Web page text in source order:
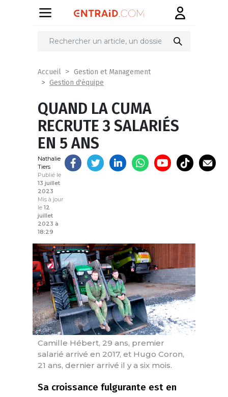
Partager
Accueil
Gestion et Management
Gestion d'équipe
QUAND LA CUMA
RECRUTE 3 SALARIÉS
EN 5 ANS
Nathalie
Tiers
Publié le
13 juillet
2023
Mis à jour
le 12
juillet
2023 à
18:29
Camille Hébert, 29 ans, premier
salarié arrivé en 2017, et Hugo Coron,
21 ans, dernier arrivé il y a six mois.
Sa croissance fulgurante est en